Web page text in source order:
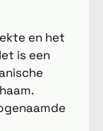
en het
is een